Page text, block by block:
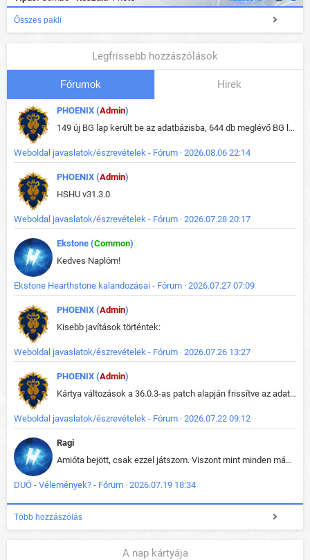
Összes pakli
Legfrissebb hozzászólások
Fórumok Hirek
PHOENIX (Admin)
149 új BG lap került be az adatbázisba, 644 db meglévő BG lap módosult, bekerültek az új képek a megváltozott lapokhoz is.
Weboldal javaslatok/észrevételek - Fórum · 2026.08.06 22:14
PHOENIX (Admin)
HSHU v31.3.0
Weboldal javaslatok/észrevételek - Fórum · 2026.07.28 20:17
Ekstone (Common)
Kedves Naplóm!
Ekstone Hearthstone kalandozásai - Fórum · 2026.07.27 07:09
PHOENIX (Admin)
Kisebb javítások történtek:
Weboldal javaslatok/észrevételek - Fórum · 2026.07.26 13:27
PHOENIX (Admin)
Kártya változások a 36.0.3-as patch alapján frissítve az adatbázisban (képek is cserélve).
Weboldal javaslatok/észrevételek - Fórum · 2026.07.22 09:12
Ragi
Amióta bejött, csak ezzel játszom. Viszont mint minden más - akár az alapjáték is, ez is baromira összetett lett. Néha már pár kör után is esélytelen az egész. Vagy irreállisan túltápol valaki, vagy lelép a partner, vagy csak hülye mint a segg. És amikor eljönne az én időm, na akkor jön el mindenki másé is. Engem jobban érdekelne, hogy ki milyen ratingen szokott játszani. Na ez lenne egy érdekes adat.
DUÓ - Vélemények? - Fórum · 2026.07.19 18:34
Több hozzászólás
A nap kártyája